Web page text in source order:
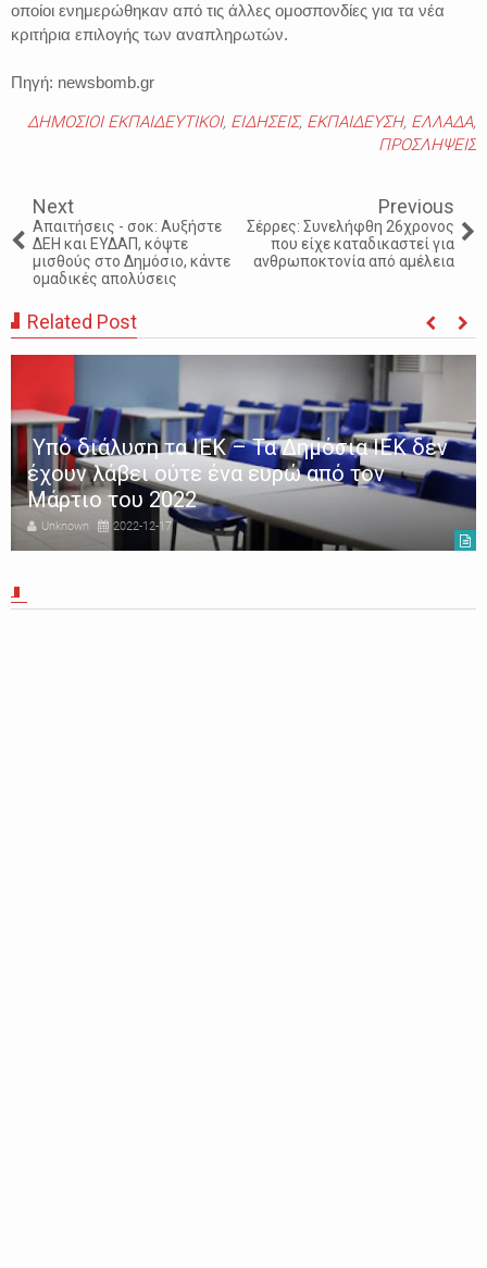
οποίοι ενημερώθηκαν από τις άλλες ομοσπονδίες για τα νέα
κριτήρια επιλογής των αναπληρωτών.
Πηγή: newsbomb.gr
ΔΗΜΟΣΙΟΙ ΕΚΠΑΙΔΕΥΤΙΚΟΙ, ΕΙΔΗΣΕΙΣ, ΕΚΠΑΙΔΕΥΣΗ, ΕΛΛΑΔΑ,
ΠΡΟΣΛΗΨΕΙΣ
Next
Απαιτήσεις - σοκ: Αυξήστε
ΔΕΗ και ΕΥΔΑΠ, κόψτε
μισθούς στο Δημόσιο, κάντε
ομαδικές απολύσεις
Previous
Σέρρες: Συνελήφθη 26χρονος
που είχε καταδικαστεί για
ανθρωποκτονία από αμέλεια
Related Post
Υπό διάλυση τα ΙΕΚ – Τα Δημόσια ΙΕΚ δεν
έχουν λάβει ούτε ένα ευρώ από τον
Μάρτιο του 2022
Unknown 2022-12-17